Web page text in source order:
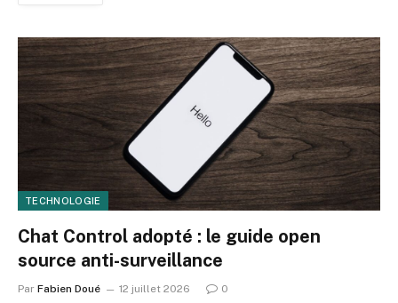
TECHNOLOGIE
Chat Control adopté : le guide open
source anti-surveillance
Par Fabien Doué 12 juillet 2026 0